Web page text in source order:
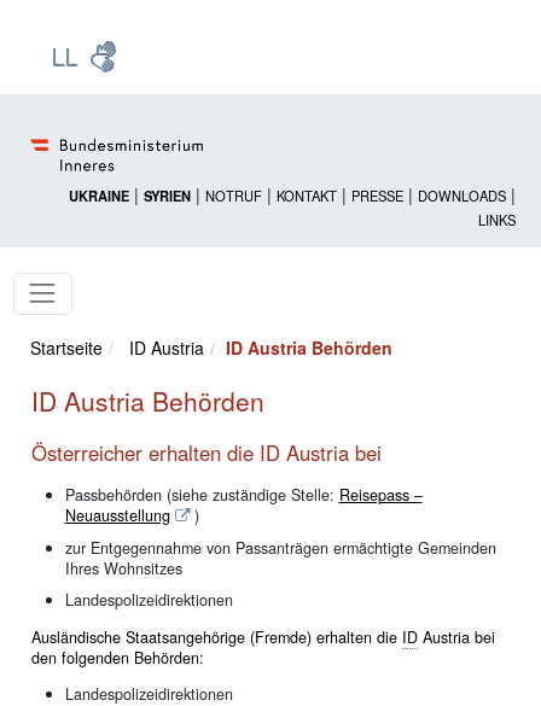
UKRAINE | SYRIEN | NOTRUF | KONTAKT | PRESSE | DOWNLOADS |
LINKS
Startseite ID Austria ID Austria Behörden
ID Austria Behörden
Österreicher erhalten die ID Austria bei
Passbehörden (siehe zuständige Stelle: Reisepass –
Neuausstellung
)
zur Entgegennahme von Passanträgen ermächtigte Gemeinden
Ihres Wohnsitzes
Landespolizeidirektionen
Ausländische Staatsangehörige (Fremde) erhalten die IDAustriabei
den folgenden Behörden:
Landespolizeidirektionen